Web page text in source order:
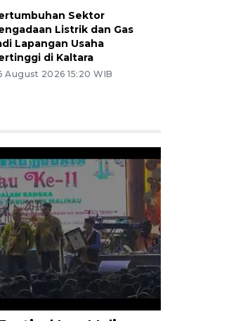
Sektor
Listrik dan Gas
Lapangan Usaha
di Kaltara
August 2026 15:20 WIB